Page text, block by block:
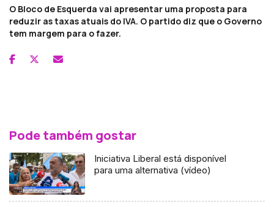
O Bloco de Esquerda vai apresentar uma proposta para
reduzir as taxas atuais do IVA. O partido diz que o Governo
tem margem para o fazer.
Pode também gostar
Iniciativa Liberal está disponível
para uma alternativa (vídeo)